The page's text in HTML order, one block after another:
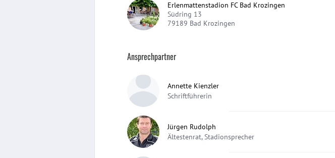
Erlenmattenstadion FC Bad Krozingen
Südring 13
79189 Bad Krozingen
Ansprechpartner
Annette Kienzler
Schriftführerin
Jürgen Rudolph
Ältestenrat, Stadionsprecher